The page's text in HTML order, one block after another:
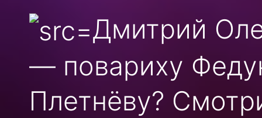
Дмитрий
— повариху
Плетнёву?